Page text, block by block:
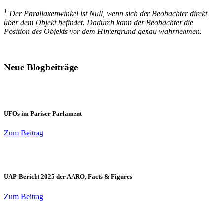
1 Der Parallaxenwinkel ist Null, wenn sich der Beobachter direkt
über dem Objekt befindet. Dadurch kann der Beobachter die
Position des Objekts vor dem Hintergrund genau wahrnehmen.
Neue Blogbeiträge
UFOs im Pariser Parlament
Zum Beitrag
UAP-Bericht 2025 der AARO, Facts & Figures
Zum Beitrag